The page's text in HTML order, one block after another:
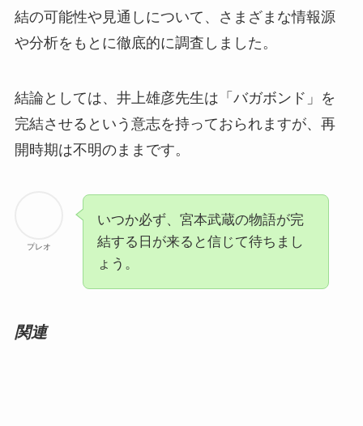
結の可能性や見通しについて、さまざまな情報源
や分析をもとに徹底的に調査しました。
結論としては、井上雄彦先生は「バガボンド」を
完結させるという意志を持っておられますが、 再
開時期は不明のまま です。
プレオ
いつか必ず、宮本武蔵の物語が完
結する日が来ると信じて待ちまし
ょう。
関連